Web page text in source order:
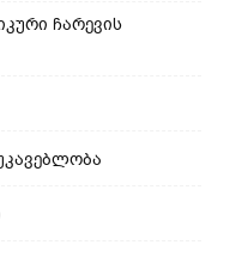
ჩარევის